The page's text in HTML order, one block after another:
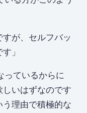
すが、セルフバッ
」
っているからに
いはずなのです
理由で積極的な